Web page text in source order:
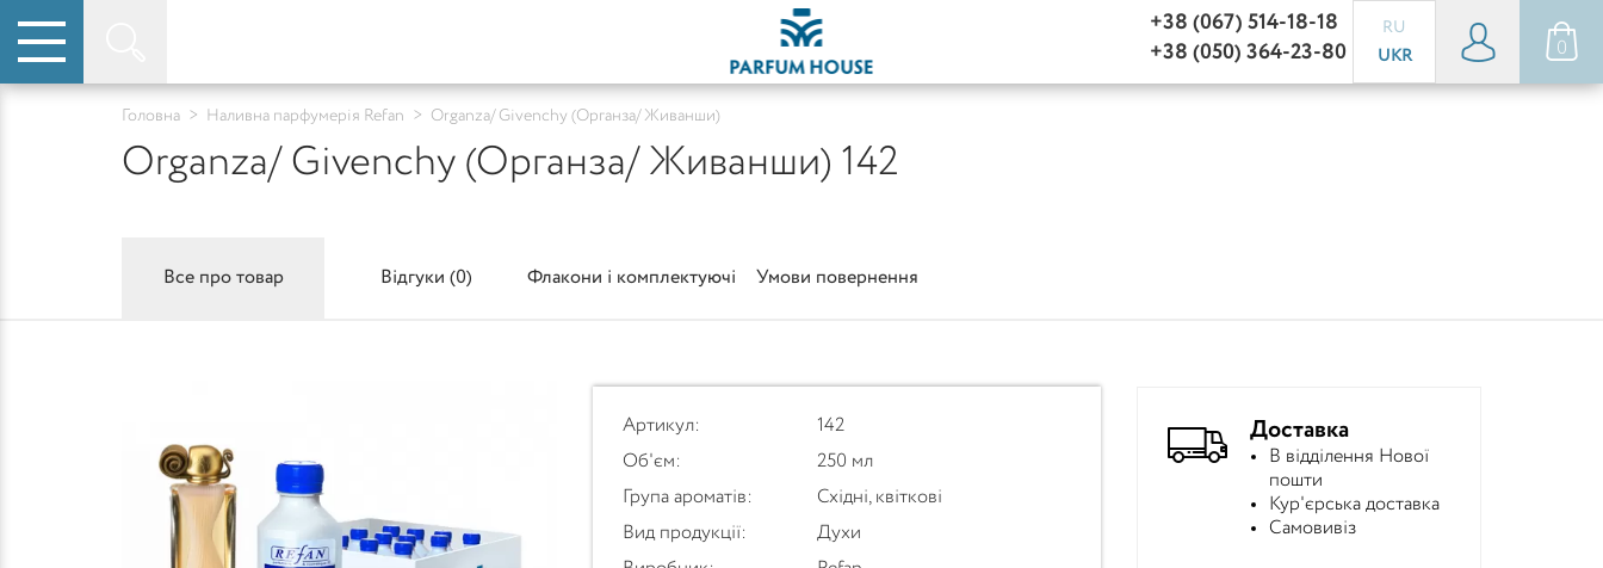
0
RU
UKR
+38 (067) 514-18-18
+38 (050) 364-23-80
Головна > Наливна парфумерія Refan > Organza/ Givenchy (Органза/ Живанши)
Organza/ Givenchy (Органза/ Живанши) 142
Все про товар Відгуки (0) Флакони і комплектуючі Умови повернення
Артикул:
142
Об'єм:
250 мл
Група ароматів:
Східні, квіткові
Вид продукції:
Духи
Доставка
В відділення Нової
пошти
Кур'єрська доставка
Самовивіз